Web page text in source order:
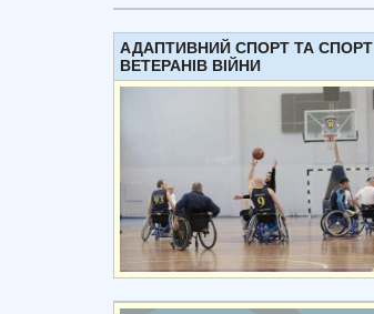
АДАПТИВНИЙ СПОРТ ТА СПОРТ
ВЕТЕРАНІВ ВІЙНИ